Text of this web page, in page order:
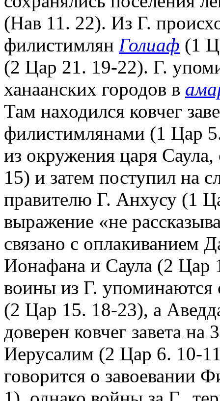
(Нав 11. 22). Из Г.
филистимлян Голиаф (1
(2 Цар 21. 19-22). Г.
ханаанских городов в
Там находился ковчег
филистимлянами (1 Цар
из окружения царя
15) и затем поступил на
правителю Г. Анхусу (1
выражение «не
связано с оплакиванием
Ионафана и Саула (2
воины из Г. упоминаются
(2 Цар 15. 18-23), а
доверен ковчег завета на
Иерусалим (2 Цар 6. 10-
говорится о завоевании